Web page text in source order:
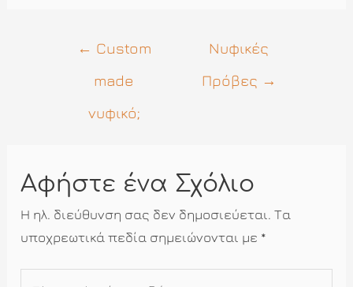
Πλοήγηση
← Custom
made
νυφικό;
Νυφικές
Πρόβες →
Αφήστε ένα Σχόλιο
Η ηλ. διεύθυνση σας δεν δημοσιεύεται. Τα
υποχρεωτικά πεδία σημειώνονται με *